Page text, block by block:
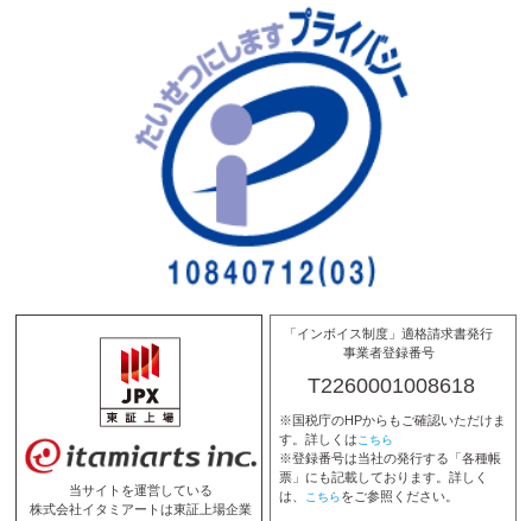
当サイトを運営している
株式会社イタミアートは東証上場企業
「インボイス制度」適格請求書発行
事業者登録番号
T2260001008618
※国税庁のHPからもご確認いただけま
す。詳しくは こちら
※登録番号は当社の発行する「各種帳
票」にも記載しております。詳しく
は、
こちらをご参照ください。